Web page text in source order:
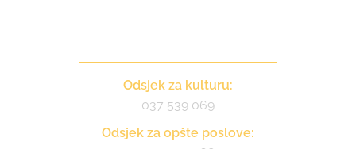
Odsjek za kulturu:
037 539 069
Odsjek za opšte poslove: